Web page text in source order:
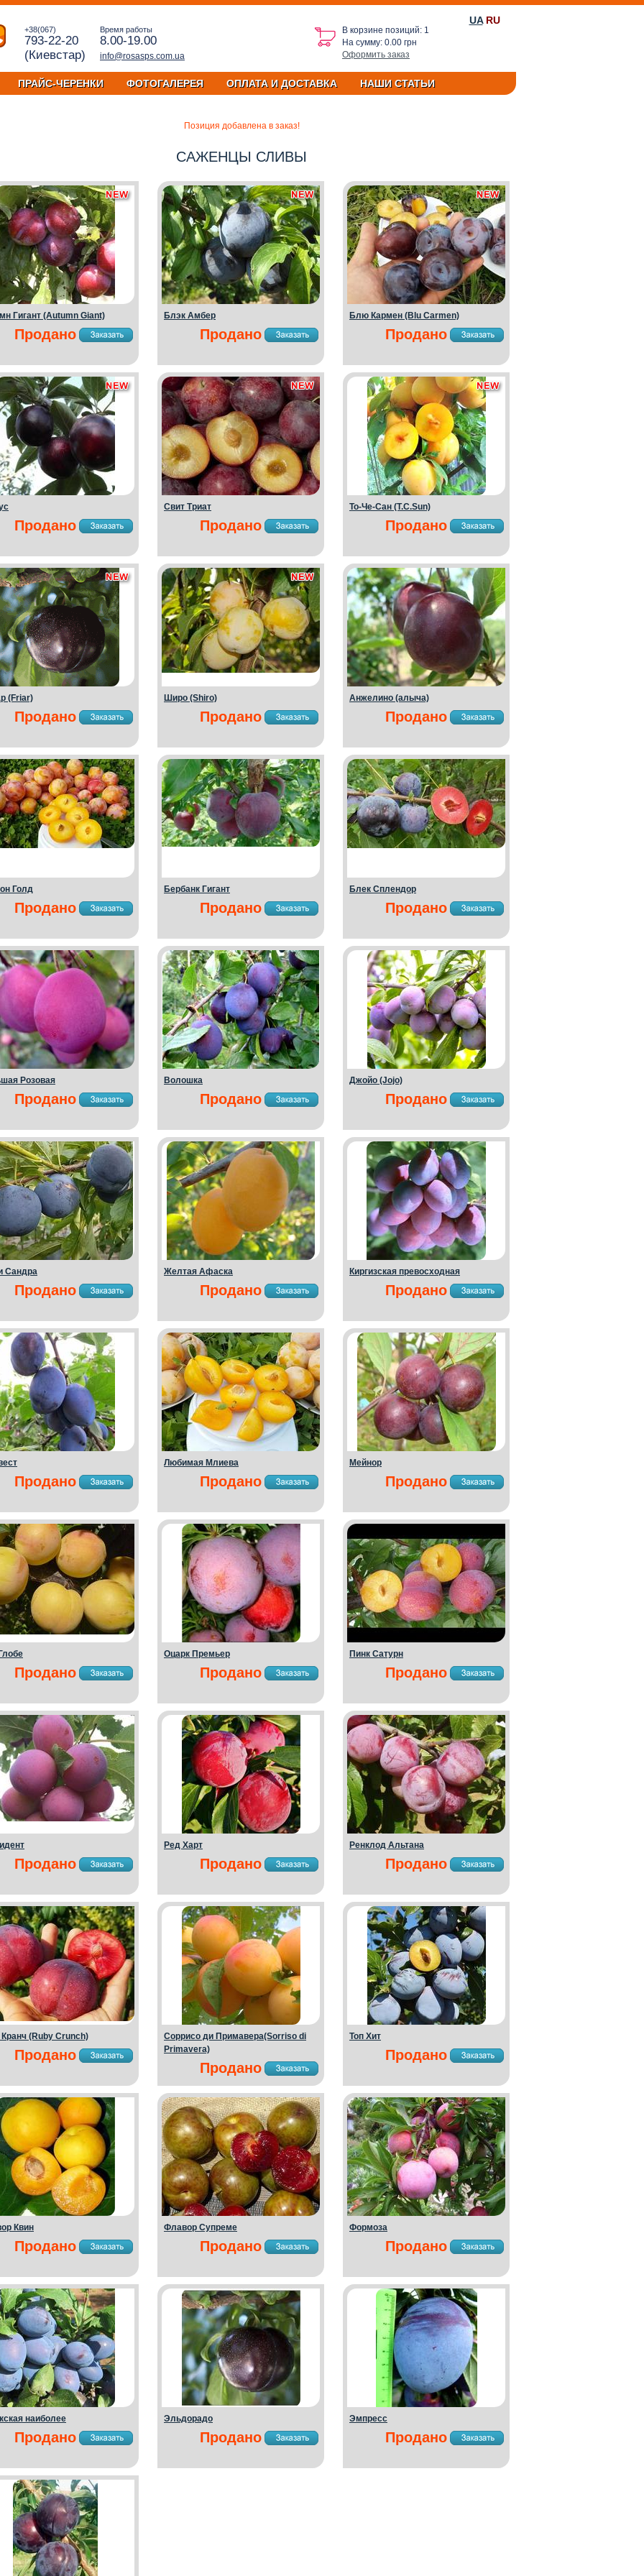
+38(067)
793-22-20
(Киевстар)
Время работы
8.00-19.00
info@rosasps.com.ua
UARU
В корзине позиций: 1
На сумму: 0.00 грн
Оформить заказ
ПРАЙС-ЧЕРЕНКИ ФОТОГАЛЕРЕЯ ОПЛАТА И ДОСТАВКА НАШИ СТАТЬИ
Позиция добавлена в заказ!
САЖЕНЦЫ СЛИВЫ
Гигант (Autumn Giant)
Продано
Блэк Амбер
Продано
Блю Кармен (Blu Carmen)
Продано
Продано
Свит Триат
Продано
То-Че-Сан (T.C.Sun)
Продано
(Friar)
Продано
Широ (Shiro)
Продано
Анжелино (алыча)
Продано
Голд
Продано
Бербанк Гигант
Продано
Блек Сплендор
Продано
Розовая
Продано
Волошка
Продано
Джойо (Jojo)
Продано
Сандра
Продано
Желтая Афаска
Продано
Киргизская превосходная
Продано
Продано
Любимая Млиева
Продано
Мейнор
Продано
Продано
Оцарк Премьер
Продано
Пинк Сатурн
Продано
Продано
Ред Харт
Продано
Ренклод Альтана
Продано
(Ruby Crunch)
Продано
Соррисо ди Примавера(Sorriso di
Primavera)
Продано
Топ Хит
Продано
Квин
Продано
Флавор Супреме
Продано
Формоза
Продано
наиболее
Продано
Эльдорадо
Продано
Эмпресс
Продано